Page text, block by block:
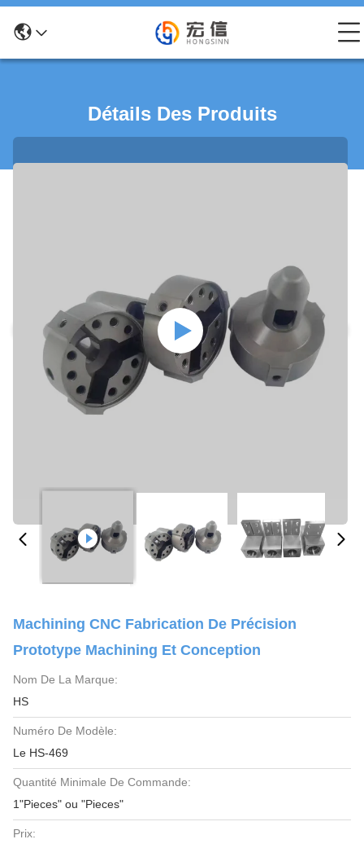
Détails Des Produits
Machining CNC Fabrication De Précision
Prototype Machining Et Conception
Nom De La Marque:
HS
Numéro De Modèle:
Le HS-469
Quantité Minimale De Commande:
1"Pieces" ou "Pieces"
Prix: